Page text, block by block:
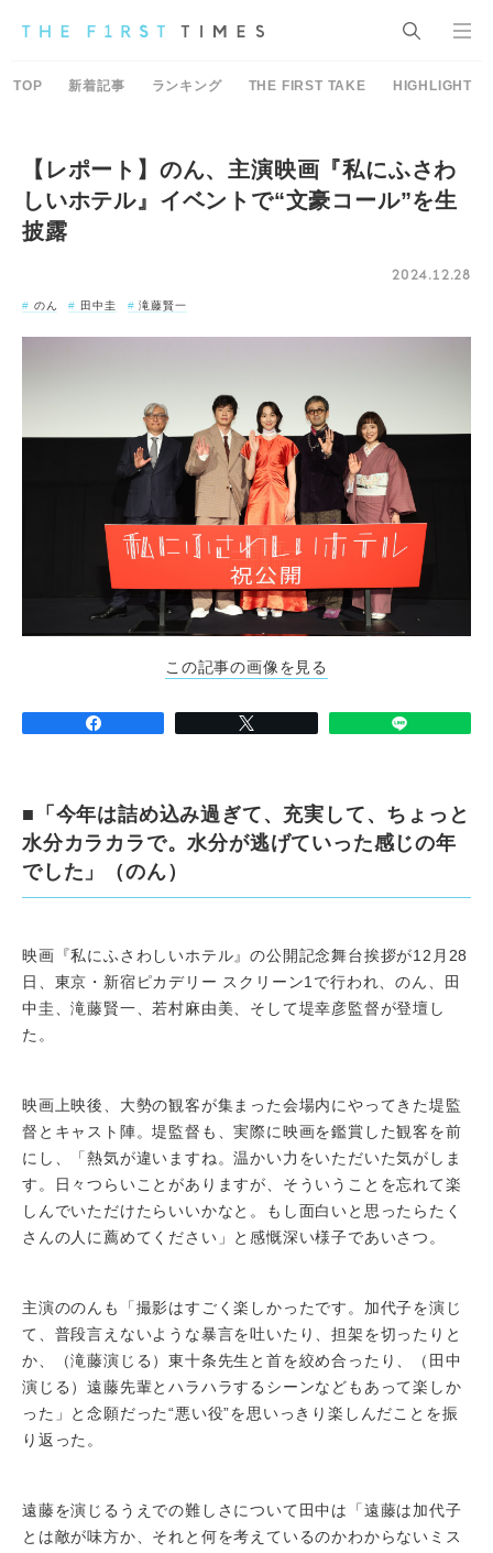
TOP 新着記事 ランキング THE FIRST TAKE HIGHLIGHT
【レポート】のん、主演映画『私にふさわ
しいホテル』イベントで“文豪コール”を生
披露
2024.12.28
のん 田中圭 滝藤賢一
この記事の画像を見る
■「今年は詰め込み過ぎて、充実して、ちょっと
水分カラカラで。水分が逃げていった感じの年
でした」（のん）
映画『私にふさわしいホテル』の公開記念舞台挨拶が12月28
日、東京・新宿ピカデリー スクリーン1で行われ、のん、田
中圭、滝藤賢一、若村麻由美、そして堤幸彦監督が登壇し
た。
映画上映後、大勢の観客が集まった会場内にやってきた堤監
督とキャスト陣。堤監督も、実際に映画を鑑賞した観客を前
にし、「熱気が違いますね。温かい力をいただいた気がしま
す。日々つらいことがありますが、そういうことを忘れて楽
しんでいただけたらいいかなと。もし面白いと思ったらたく
さんの人に薦めてください」と感慨深い様子であいさつ。
主演ののんも「撮影はすごく楽しかったです。加代子を演じ
て、普段言えないような暴言を吐いたり、担架を切ったりと
か、（滝藤演じる）東十条先生と首を絞め合ったり、（田中
演じる）遠藤先輩とハラハラするシーンなどもあって楽しか
った」と念願だった“悪い役”を思いっきり楽しんだことを振
り返った。
遠藤を演じるうえでの難しさについて田中は「遠藤は加代子
とは敵が味方か、それと何を考えているのかわからないミス